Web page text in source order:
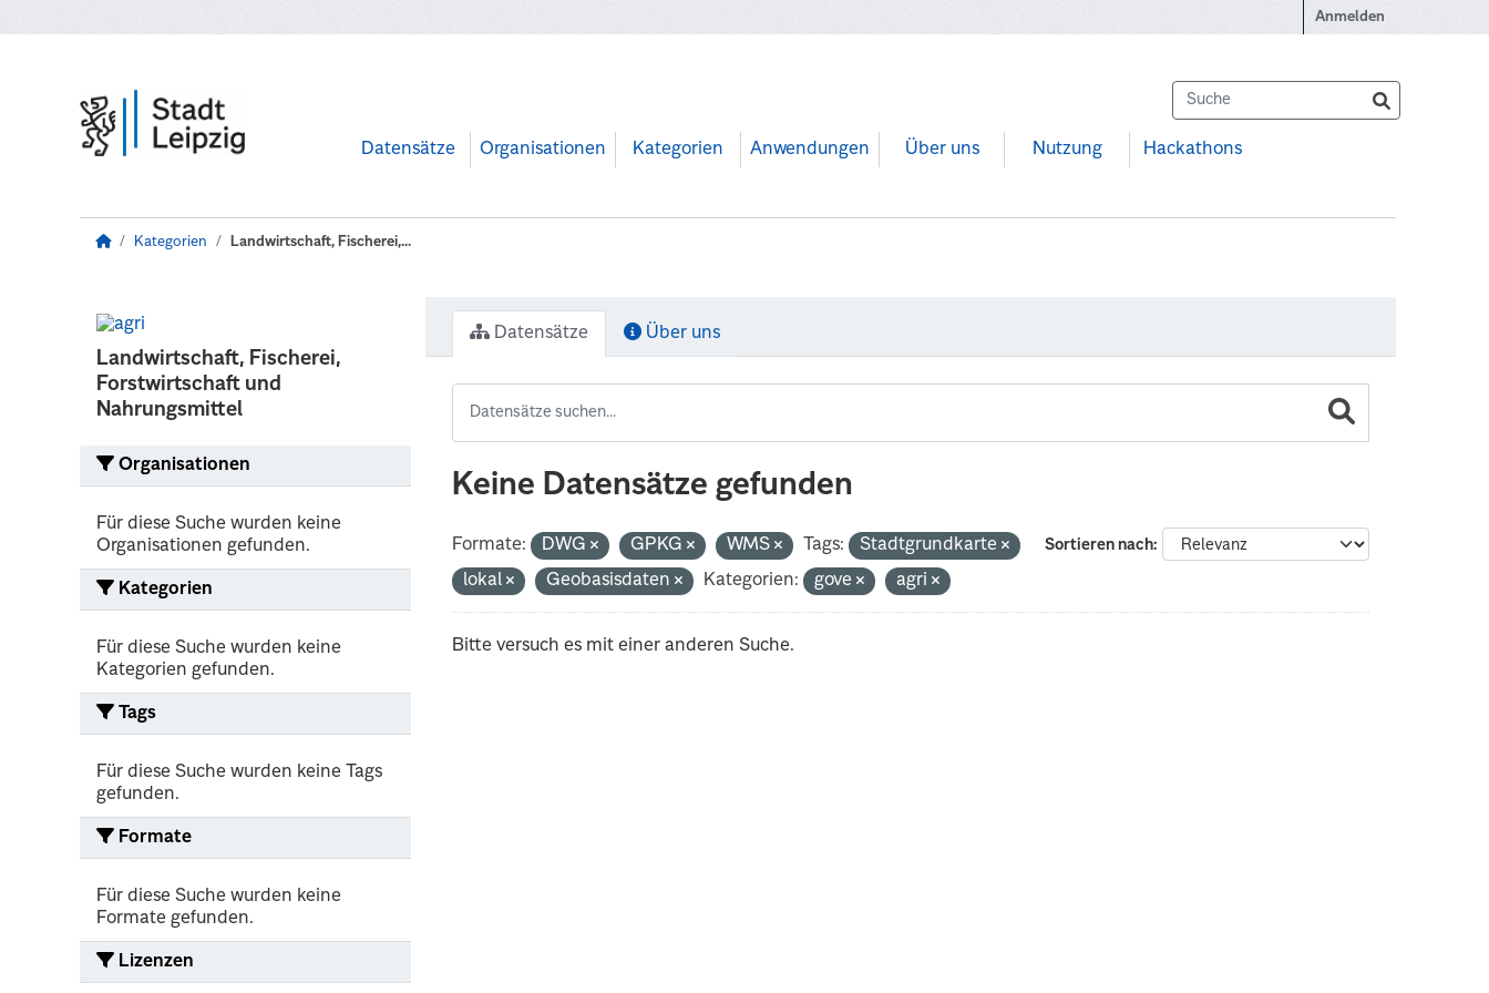
Anmelden
Datensätze Organisationen Kategorien Anwendungen Über uns Nutzung Hackathons
Kategorien Landwirtschaft, Fischerei,...
Landwirtschaft, Fischerei,
Forstwirtschaft und
Nahrungsmittel
Organisationen
Für diese Suche wurden keine
Organisationen gefunden.
Kategorien
Für diese Suche wurden keine
Kategorien gefunden.
Tags
Für diese Suche wurden keine Tags
gefunden.
Formate
Für diese Suche wurden keine
Formate gefunden.
Lizenzen
Datensätze Über uns
Keine Datensätze gefunden
Sortieren nach
Formate: DWG GPKG WMS Tags:
Stadtgrundkarte
lokal
Geobasisdaten Kategorien: gove agri
Bitte versuch es mit einer anderen Suche.